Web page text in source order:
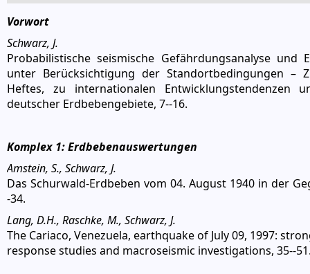
Vorwort
Schwarz, J.
Probabilistische seismische Gefährdungsanalyse und
unter Berücksichtigung der Standortbedingungen –
Heftes, zu internationalen Entwicklungstendenzen
deutscher Erdbebengebiete, 7--16.
Komplex 1: Erdbebenauswertungen
Amstein, S., Schwarz, J.
Das Schurwald-Erdbeben vom 04. August 1940 in der
-34.
Lang, D.H., Raschke, M., Schwarz, J.
The Cariaco, Venezuela, earthquake of July 09, 1997:
response studies and macroseismic investigations, 35--